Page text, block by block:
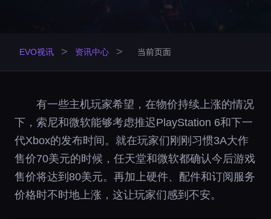
EVO视讯 > 资讯中心 > 当前页面
有一些主机玩家希望，在物价持续上涨的情况
下，索尼和微软能够考虑推迟PlayStation 6和下一
代Xbox的发布时间。就在玩家们刚刚习惯3A大作
售价70美元的时候，任天堂和微软都确认今后游戏
售价将达到80美元。再加上硬件、配件和订阅服务
价格时不时地上涨，这让玩家们感到不安。